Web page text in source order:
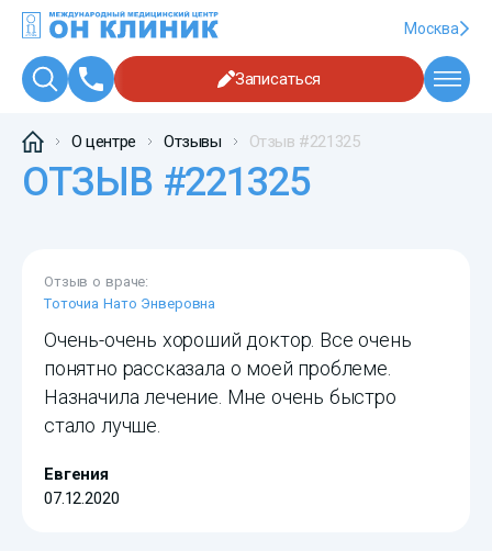
Москва
Записаться
О центре Отзывы Отзыв #221325
ОТЗЫВ #221325
Отзыв о враче:
Тоточиа Нато Энверовна
Очень-очень хороший доктор. Все очень
понятно рассказала о моей проблеме.
Назначила лечение. Мне очень быстро
стало лучше.
Евгения
07.12.2020